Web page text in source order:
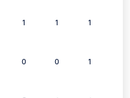
1 1 1
0 0 1